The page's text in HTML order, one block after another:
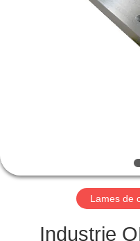
VISITE
Lames de
Industrie